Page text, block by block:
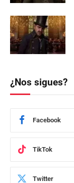
¿Nos sigues?
Facebook
TikTok
Twitter